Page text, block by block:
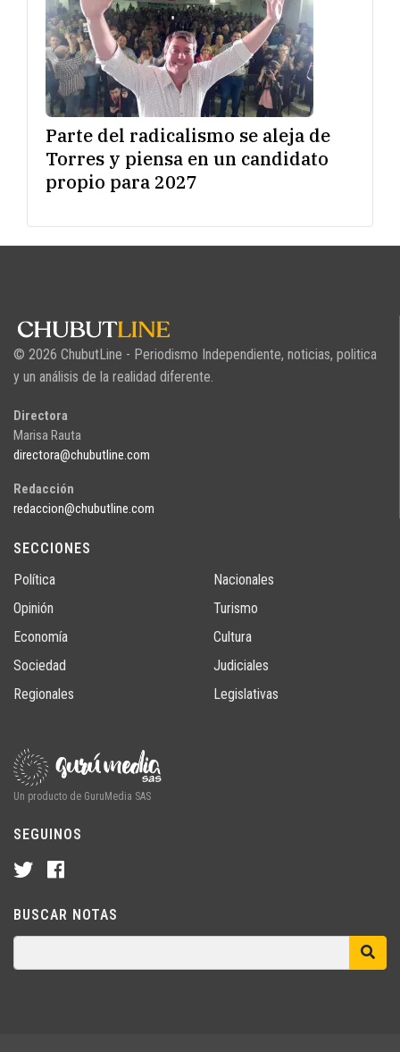
Parte del radicalismo se aleja de
Torres y piensa en un candidato
propio para 2027
© 2026 ChubutLine - Periodismo Independiente, noticias, politica
y un análisis de la realidad diferente.
Directora
Marisa Rauta
directora@chubutline.com
Redacción
redaccion@chubutline.com
SECCIONES
Política
Opinión
Economía
Sociedad
Regionales
Nacionales
Turismo
Cultura
Judiciales
Legislativas
Un producto de GuruMedia SAS
SEGUINOS
BUSCAR NOTAS